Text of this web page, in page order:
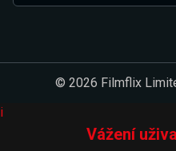
© 2026 Filmflix
i
Vážení